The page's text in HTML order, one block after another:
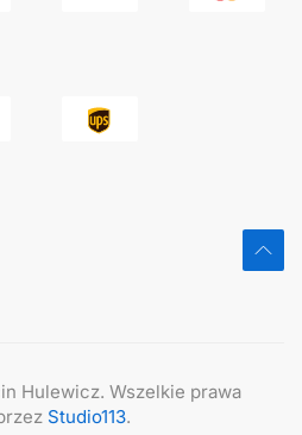
Hulewicz. Wszelkie prawa
Studio113.